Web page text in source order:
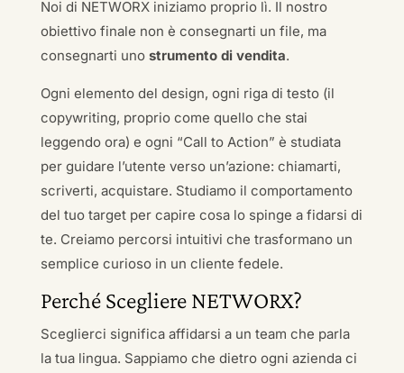
Noi di NETWORX iniziamo proprio lì. Il nostro
obiettivo finale non è consegnarti un file, ma
consegnarti uno strumento di vendita.
Ogni elemento del design, ogni riga di testo (il
copywriting, proprio come quello che stai
leggendo ora) e ogni “Call to Action” è studiata
per guidare l’utente verso un’azione: chiamarti,
scriverti, acquistare. Studiamo il comportamento
del tuo target per capire cosa lo spinge a fidarsi di
te. Creiamo percorsi intuitivi che trasformano un
semplice curioso in un cliente fedele.
Perché Scegliere NETWORX?
Sceglierci significa affidarsi a un team che parla
la tua lingua. Sappiamo che dietro ogni azienda ci